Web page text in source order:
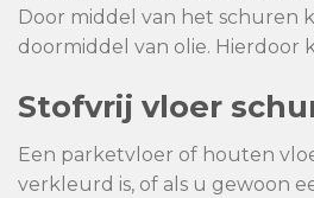
Door middel van het schuren
doormiddel van olie. Hierdoor
Stofvrij vloer
Een parketvloer of houten
verkleurd is, of als u gewoon